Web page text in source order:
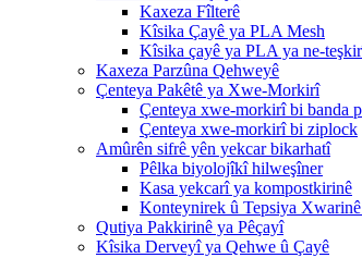
Kaxeza Fîlterê
Kîsika Çayê ya PLA Mesh
Kîsika çayê ya PLA ya ne-
Kaxeza Parzûna Qehweyê
Çenteya Pakêtê ya Xwe-Morkirî
Çenteya xwe-morkirî bi banda
Çenteya xwe-morkirî bi ziplock
Amûrên sifrê yên yekcar bikarhatî
Pêlka biyolojîkî hilweşîner
Kasa yekcarî ya kompostkirinê
Konteynirek û Tepsiya
Qutiya Pakkirinê ya Pêçayî
Kîsika Derveyî ya Qehwe û Çayê